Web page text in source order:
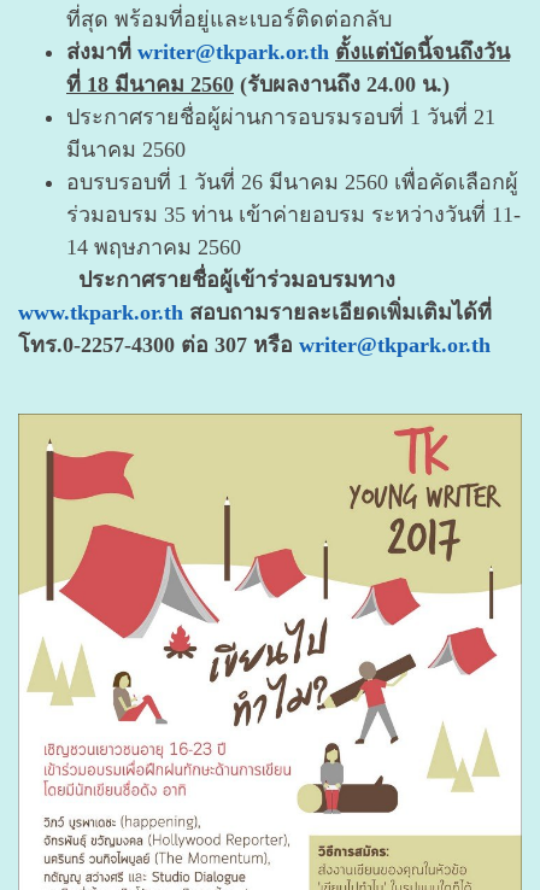
ที่สุด พร้อมที่อยู่และเบอร์ติดต่อกลับ
ส่งมาที่ writer@tkpark.or.th ตั้งแต่บัดนี้จนถึงวัน
ที่ 18 มีนาคม 2560 (รับผลงานถึง 24.00 น.)
ประกาศรายชื่อผู้ผ่านการอบรมรอบที่ 1 วันที่ 21
มีนาคม 2560
อบรบรอบที่ 1 วันที่ 26 มีนาคม 2560 เพื่อคัดเลือกผู้
ร่วมอบรม 35 ท่าน เข้าค่ายอบรม ระหว่างวันที่ 11-
14 พฤษภาคม 2560
ประกาศรายชื่อผู้เข้าร่วมอบรมทาง
www.tkpark.or.th สอบถามรายละเอียดเพิ่มเติมได้ที่
โทร.0-2257-4300 ต่อ 307 หรือ writer@tkpark.or.th